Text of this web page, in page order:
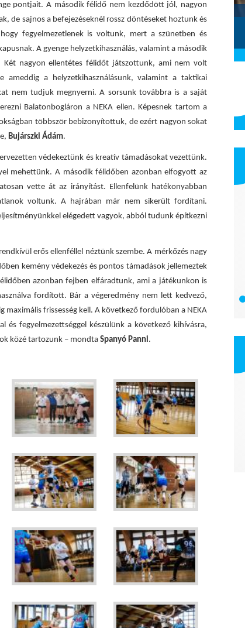
pontjait. A második félidő nem kezdődött jól, nagyon
de sajnos a befejezéseknél rossz döntéseket hoztunk és
fegyelmezetlenek is voltunk, mert a szünetben és
A gyenge helyzetkihasználás, valamint a második
nagyon ellentétes félidőt játszottunk, ami nem volt
a helyzetkihasználásunk, valamint a taktikai
nem tudjuk megnyerni. A sorsunk továbbra is a saját
Balatonbogláron a NEKA ellen. Képesnek tartom a
többször bebizonyítottuk, de ezért nagyon sokat
Bujárszki Ádám.
védekeztünk és kreatív támadásokat vezettünk.
mehettünk. A második félidőben azonban elfogyott az
vette át az irányítást. Ellenfelünk hatékonyabban
voltunk. A hajrában már nem sikerült fordítani.
elégedett vagyok, abból tudunk építkezni
erős ellenféllel néztünk szembe. A mérkőzés nagy
kemény védekezés és pontos támadások jellemeztek
azonban fejben elfáradtunk, ami a játékunkon is
fordított. Bár a végeredmény nem lett kedvező,
frissesség kell. A következő fordulóban a NEKA
és fegyelmezettséggel készülünk a következő kihívásra,
közé tartozunk – mondta Spanyó Panni.
Szombathelyi KKA - Alba Fehérvár
KC (2026.02.28.)
2026. március 01.
PSP Energo Kft.